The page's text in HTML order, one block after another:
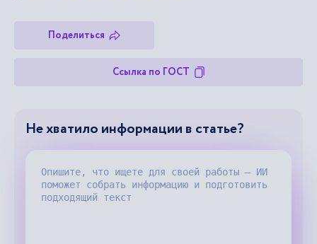
Поделиться
Ссылка по ГОСТ
Не хватило информации в статье?